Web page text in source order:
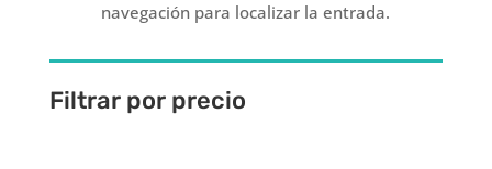
navegación para localizar la entrada.
Filtrar por precio